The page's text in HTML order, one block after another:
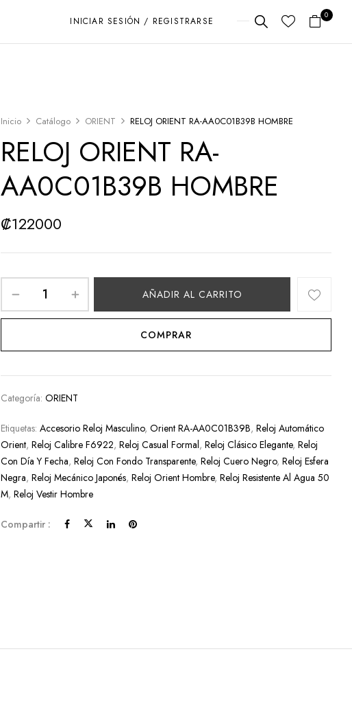
INICIAR SESIÓN / REGISTRARSE
0
Inicio Catálogo ORIENT RELOJ ORIENT RA-AA0C01B39B HOMBRE
RELOJ ORIENT RA-
AA0C01B39B HOMBRE
₡122000
AÑADIR AL CARRITO
COMPRAR
Categoría:ORIENT
Etiquetas:Accesorio Reloj Masculino,Orient RA-AA0C01B39B,Reloj Automático
Orient,Reloj Calibre F6922,Reloj Casual Formal,Reloj Clásico Elegante,Reloj
Con Día Y Fecha,Reloj Con Fondo Transparente,Reloj Cuero Negro,Reloj Esfera
Negra,Reloj Mecánico Japonés,Reloj Orient Hombre,Reloj Resistente Al Agua 50
M,Reloj Vestir Hombre
Compartir :